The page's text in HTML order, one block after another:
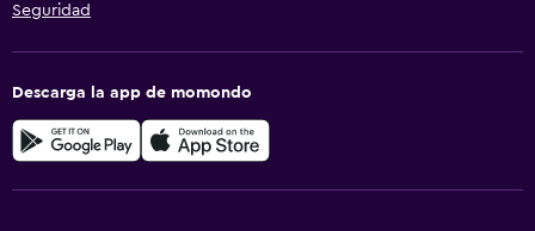
Seguridad
Descarga la app de momondo